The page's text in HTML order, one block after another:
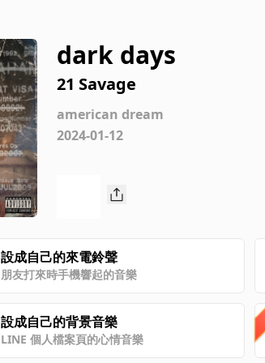
dark days
21 Savage
american dream
2024-01-12
設成自己的來電鈴聲
朋友打來時手機響起的音樂
設成自己的背景音樂
LINE 個人檔案頁的心情音樂